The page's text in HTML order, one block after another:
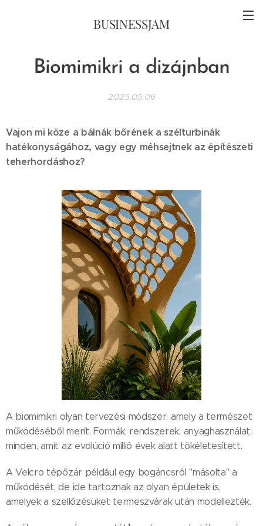
BUSINESSJAM
Biomimikri a dizájnban
2025.05.06
Vajon mi köze a bálnák bőrének a szélturbinák
hatékonyságához, vagy egy méhsejtnek az építészeti
teherhordáshoz?
A biomimikri olyan tervezési módszer, amely a természet
működéséből merít. Formák, rendszerek, anyaghasználat,
minden, amit az evolúció millió évek alatt tökéletesített.
A Velcro tépőzár például egy bogáncsról "másolta" a
működését, de ide tartoznak az olyan épületek is,
amelyek a szellőzésüket termeszvárak után modellezték.